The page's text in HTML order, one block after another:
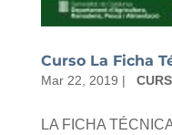
Curso La Ficha
Mar 22, 2019 |
LA FICHA